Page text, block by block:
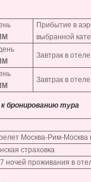
Прибытие в
выбранной
Завтрак в
Завтрак в
бронированию тура
Москва-Рим-
страховка
ночей проживания в